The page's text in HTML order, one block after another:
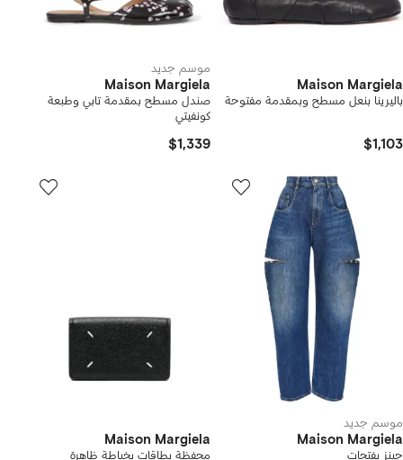
Maison Margiela
باليرينا بنعل مسطح وبمقدمة مفتوحة
$1,103
موسم جديد
Maison Margiela
صندل مسطح بمقدمة تابي وطبعة
كونفيتي
$1,339
موسم جديد
Maison Margiela
جينز بفتحات
Maison Margiela
محفظة بطاقات بخياطة ظاهرة